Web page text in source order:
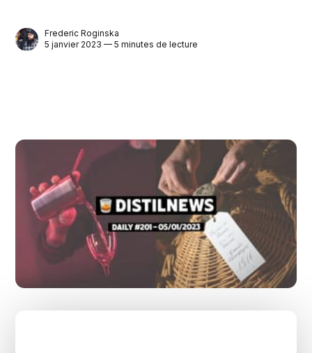
Frederic Roginska
5 janvier 2023 — 5 minutes de lecture